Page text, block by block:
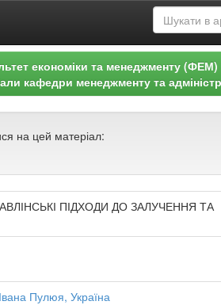
економіки та менеджменту (ФЕМ)
кафедри менеджменту та
на цей матеріал:
ПІДХОДИ ДО ЗАЛУЧЕННЯ ТА
Пулюя, Україна